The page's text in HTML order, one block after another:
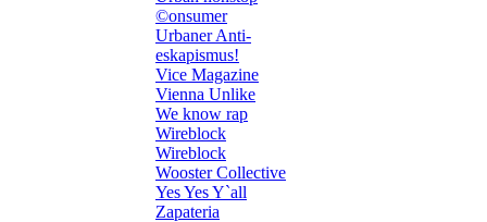
©onsumer
Urbaner Anti-
eskapismus!
Vice Magazine
Vienna Unlike
We know rap
Wireblock
Wireblock
Wooster Collective
Yes Yes Y`all
Zapateria